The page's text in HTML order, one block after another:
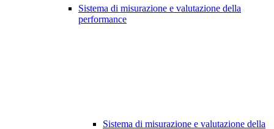
Sistema di misurazione e valutazione della
performance
Sistema di misurazione e valutazione della